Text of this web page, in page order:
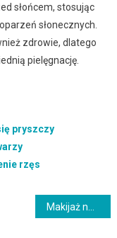
słońcem, stosując
słonecznych.
zdrowie, dlatego
pielęgnację.
pryszczy
rzęs